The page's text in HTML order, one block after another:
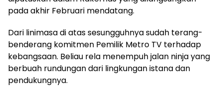
pada akhir Februari mendatang.
Dari linimasa di atas sesungguhnya sudah terang-
benderang komitmen Pemilik Metro TV terhadap
kebangsaan. Beliau rela menempuh jalan ninja yang
berbuah rundungan dari lingkungan istana dan
pendukungnya.